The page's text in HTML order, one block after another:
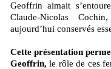
Geoffrin aimait
Claude-Nicolas
aujourd’hui conservés
Cette présentation
Geoffrin, le rôle de ces